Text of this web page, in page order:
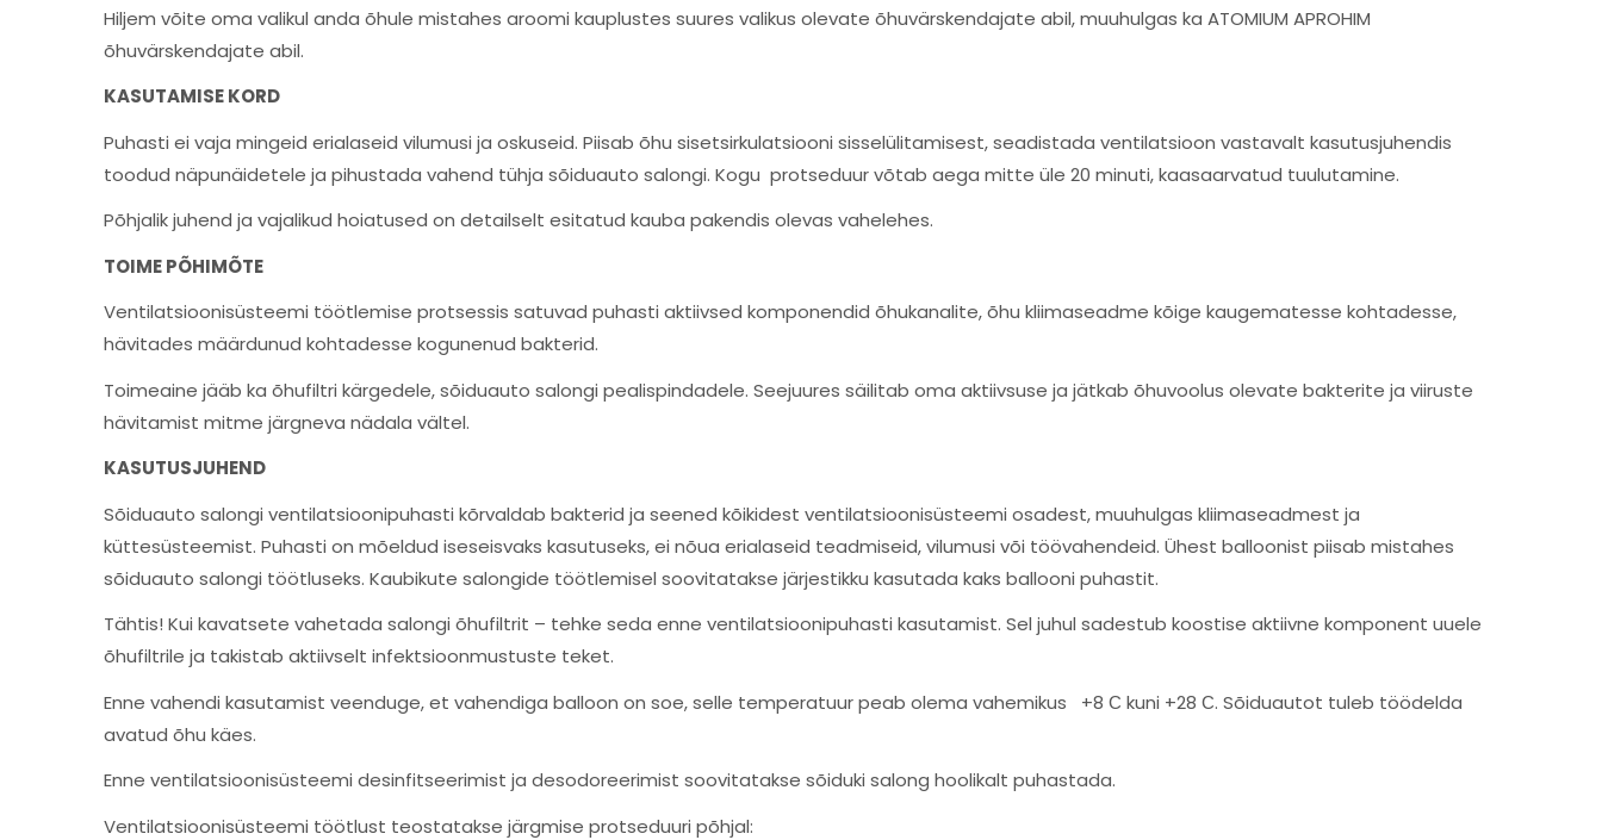
Hiljem võite oma valikul anda õhule mistahes aroomi kauplustes suures valikus olevate õhuvärskendajate abil, muuhulgas ka ATOMIUM APROHIM
õhuvärskendajate abil.
KASUTAMISE KORD
Puhasti ei vaja mingeid erialaseid vilumusi ja oskuseid. Piisab õhu sisetsirkulatsiooni sisselülitamisest, seadistada ventilatsioon vastavalt kasutusjuhendis
toodud näpunäidetele ja pihustada vahend tühja sõiduauto salongi. Kogu protseduur võtab aega mitte üle 20 minuti, kaasaarvatud tuulutamine.
Põhjalik juhend ja vajalikud hoiatused on detailselt esitatud kauba pakendis olevas vahelehes.
TOIME PÕHIMÕTE
Ventilatsioonisüsteemi töötlemise protsessis satuvad puhasti aktiivsed komponendid õhukanalite, õhu kliimaseadme kõige kaugematesse kohtadesse,
hävitades määrdunud kohtadesse kogunenud bakterid.
Toimeaine jääb ka õhufiltri kärgedele, sõiduauto salongi pealispindadele. Seejuures säilitab oma aktiivsuse ja jätkab õhuvoolus olevate bakterite ja viiruste
hävitamist mitme järgneva nädala vältel.
KASUTUSJUHEND
Sõiduauto salongi ventilatsioonipuhasti kõrvaldab bakterid ja seened kõikidest ventilatsioonisüsteemi osadest, muuhulgas kliimaseadmest ja
küttesüsteemist. Puhasti on mõeldud iseseisvaks kasutuseks, ei nõua erialaseid teadmiseid, vilumusi või töövahendeid. Ühest balloonist piisab mistahes
sõiduauto salongi töötluseks. Kaubikute salongide töötlemisel soovitatakse järjestikku kasutada kaks ballooni puhastit.
Tähtis! Kui kavatsete vahetada salongi õhufiltrit – tehke seda enne ventilatsioonipuhasti kasutamist. Sel juhul sadestub koostise aktiivne komponent uuele
õhufiltrile ja takistab aktiivselt infektsioonmustuste teket.
Enne vahendi kasutamist veenduge, et vahendiga balloon on soe, selle temperatuur peab olema vahemikus +8 С kuni +28 С. Sõiduautot tuleb töödelda
avatud õhu käes.
Enne ventilatsioonisüsteemi desinfitseerimist ja desodoreerimist soovitatakse sõiduki salong hoolikalt puhastada.
Ventilatsioonisüsteemi töötlust teostatakse järgmise protseduuri põhjal: